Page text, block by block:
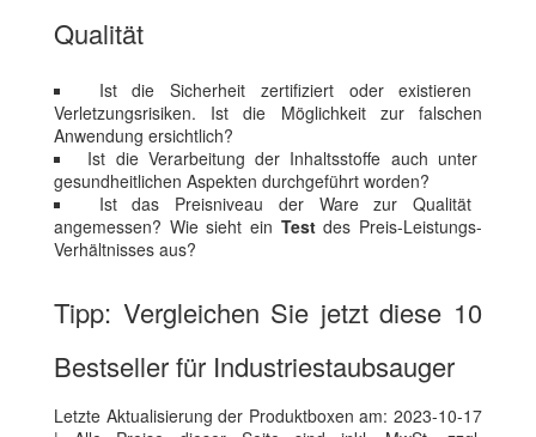
Qualität
Ist die Sicherheit zertifiziert oder existieren
Verletzungsrisiken. Ist die Möglichkeit zur falschen
Anwendung ersichtlich?
Ist die Verarbeitung der Inhaltsstoffe auch unter
gesundheitlichen Aspekten durchgeführt worden?
Ist das Preisniveau der Ware zur Qualität
angemessen? Wie sieht ein Testdes Preis-Leistungs-
Verhältnisses aus?
Tipp: Vergleichen Sie jetzt diese 10
Bestseller für Industriestaubsauger
Letzte Aktualisierung der Produktboxen am: 2023-10-17